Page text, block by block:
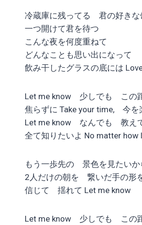
冷蔵庫に残ってる 君の好きな
一つ開けて君を待つ
こんな夜を何度重ねて
どんなことも思い出になって
飲み干したグラスの底には
Let me know 少しでも この
焦らずに Take your time, 今を
Let me know なんでも 教え
全て知りたいよ No matter how
もう一歩先の 景色を見たいか
2人だけの朝を 繋いだ手の形
信じて 揺れて Let me know
Let me know 少しでも この